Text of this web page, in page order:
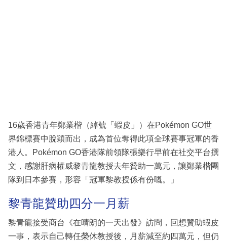
區
16歲香港青年鄭業楷（綽號「蝦皮」）在Pokémon GO世
界錦標賽中脫穎而出，成為首位奪得此項全球賽事冠軍的香
港人。Pokémon GO香港隊前領隊張樂行早前在社交平台撰
文，感謝肝病權威黎青龍教授去年贊助一萬元，讓鄭業楷團
隊到日本參賽，形容「冠軍黎教授係有份嘅。」
黎青龍贊助四分一月薪
黎青龍接受商台《在晴朗的一天出發》訪問，回想贊助蝦皮
一事，表示自己轉任榮休教授後，月薪減至約四萬元，但仍